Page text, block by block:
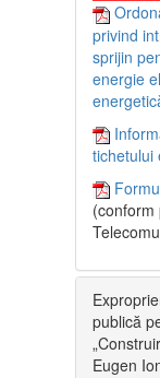
privind
sprijin
energie
tichetului
(conform
publică
Eugen